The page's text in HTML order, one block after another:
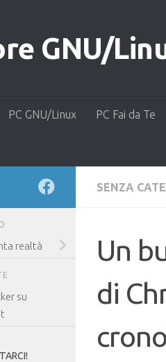
GNU/
PC GNU/Linux PC Fai da Te
SENZA
Un
di
realtà
su